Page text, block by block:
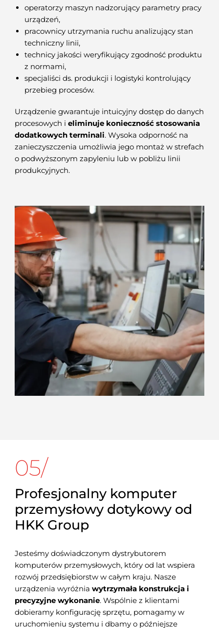
operatorzy maszyn nadzorujący parametry pracy
urządzeń,
pracownicy utrzymania ruchu analizujący stan
techniczny linii,
technicy jakości weryfikujący zgodność produktu
z normami,
specjaliści ds. produkcji i logistyki kontrolujący
przebieg procesów.
Urządzenie gwarantuje intuicyjny dostęp do danych
procesowych i eliminuje konieczność stosowania
dodatkowych terminali. Wysoka odporność na
zanieczyszczenia umożliwia jego montaż w strefach
o podwyższonym zapyleniu lub w pobliżu linii
produkcyjnych.
05/
Profesjonalny komputer
przemysłowy dotykowy od
HKK Group
Jesteśmy doświadczonym dystrybutorem
komputerów przemysłowych, który od lat wspiera
rozwój przedsiębiorstw w całym kraju. Nasze
urządzenia wyróżnia wytrzymała konstrukcja i
precyzyjne wykonanie. Wspólnie z klientami
dobieramy konfigurację sprzętu, pomagamy w
uruchomieniu systemu i dbamy o późniejsze